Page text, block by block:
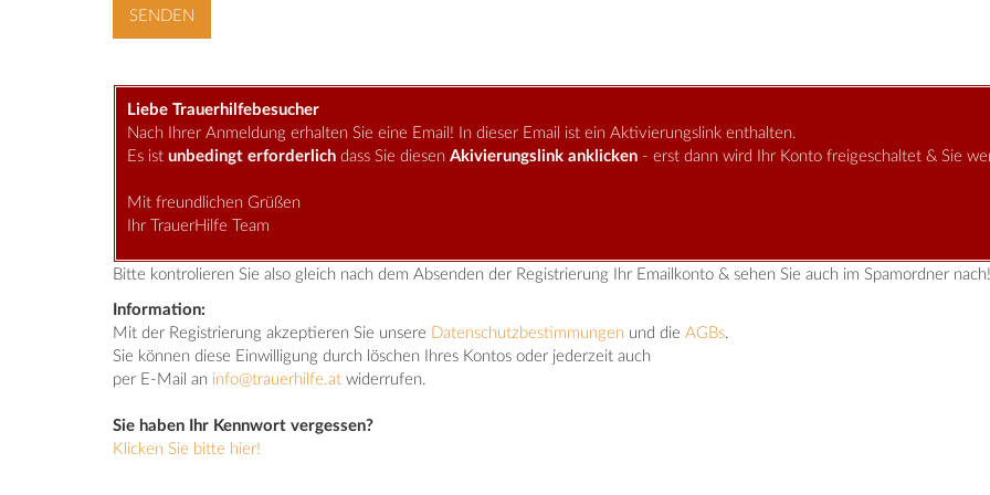
Liebe Trauerhilfebesucher
Nach Ihrer Anmeldung erhalten Sie eine Email! In dieser Email ist ein Aktivierungslink enthalten.
Es ist unbedingt erforderlich dass Sie diesen Akivierungslink anklicken - erst dann wird Ihr Konto freigeschaltet & Sie
Mit freundlichen Grüßen
Ihr TrauerHilfe Team
Bitte kontrolieren Sie also gleich nach dem Absenden der Registrierung Ihr Emailkonto & sehen Sie auch im Spamordner nach!
Information:
Mit der Registrierung akzeptieren Sie unsere Datenschutzbestimmungen und die AGBs.
Sie können diese Einwilligung durch löschen Ihres Kontos oder jederzeit auch
per E-Mail an info@trauerhilfe.at widerrufen.
Sie haben Ihr Kennwort vergessen?
Klicken Sie bitte hier!